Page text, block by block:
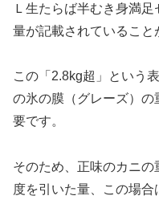
Ｌ生たらば半むき身満
量が記載されていること
この「2.8kg超」という
の氷の膜（グレーズ）
要です。
そのため、正味のカニ
度を引いた量、この場